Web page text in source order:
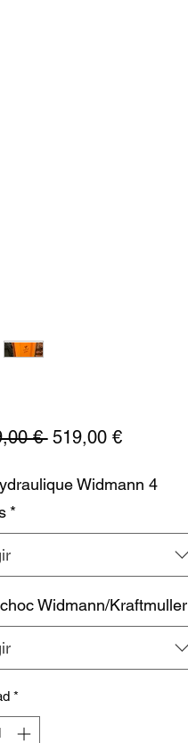
€ Precio
519,00 €Precio
oferta
Widmann 4
*
Widmann/Kraftmuller
*